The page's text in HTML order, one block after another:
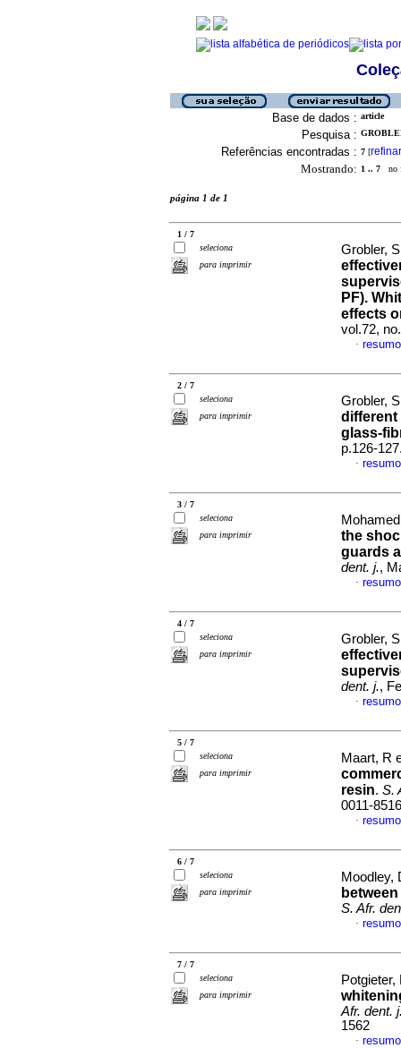
Base de dados : article
Pesquisa :
Referências encontradas : 7 [refinar
Mostrando: 1 .. 7 no
página 1 de 1
1 / 7
seleciona
para imprimir
Grobler,
PF).
effects
vol.72,
·
2 / 7
seleciona
para imprimir
Grobler,
different
glass-
p.126-
·
3 / 7
seleciona
para imprimir
the
guards
dent. j.,
·
4 / 7
seleciona
para imprimir
Grobler,
dent. j.,
·
5 / 7
seleciona
para imprimir
Maart, R
resin. S.
0011-8516
·
6 / 7
seleciona
para imprimir
Moodley,
S. Afr.
·
7 / 7
seleciona
para imprimir
Afr. dent.
1562
·